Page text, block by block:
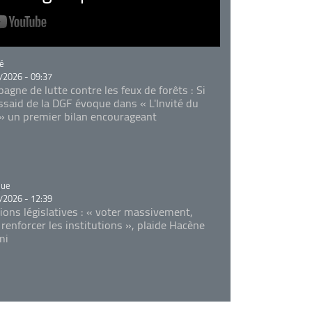
- 09:37
de lutte contre les feux de forêts : Si
de la DGF évoque dans « L'Invité du
un premier bilan encourageant
- 12:39
législatives : « voter massivement,
les institutions », plaide Hacène